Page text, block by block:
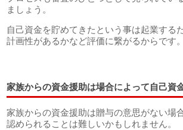
ましょう。
自己資金を貯めてきたという事は起業する
計画性があるかなど評価に繋がるからです。
家族からの資金援助は場合によって自己資
家族からの資金援助は贈与の意思がない場
認められることは難しいかもしれません。